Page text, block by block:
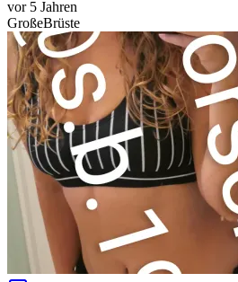
vor 5 Jahren
GroßeBrüste